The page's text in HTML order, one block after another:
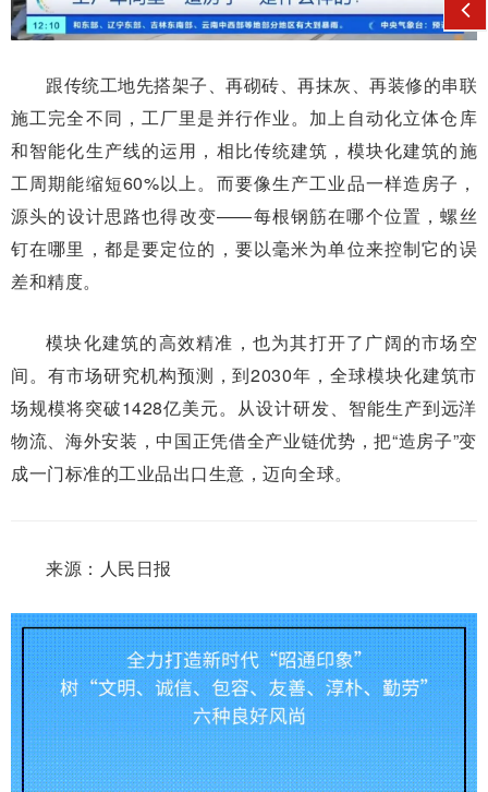
跟传统工地先搭架子、再砌砖、再抹灰、再装修的串联
施工完全不同，工厂里是并行作业。加上自动化立体仓库
和智能化生产线的运用，相比传统建筑，模块化建筑的施
工周期能缩短60%以上。而要像生产工业品一样造房子，
源头的设计思路也得改变——每根钢筋在哪个位置，螺丝
钉在哪里，都是要定位的，要以毫米为单位来控制它的误
差和精度。
模块化建筑的高效精准，也为其打开了广阔的市场空
间。有市场研究机构预测，到2030年，全球模块化建筑市
场规模将突破1428亿美元。从设计研发、智能生产到远洋
物流、海外安装，中国正凭借全产业链优势，把“造房子”变
成一门标准的工业品出口生意，迈向全球。
来源：人民日报